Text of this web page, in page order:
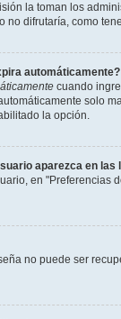
la toman los
no difrutaría, como
automáticamente?
cuando
solo
la opción.
aparezca en
en "Preferencias
no puede ser